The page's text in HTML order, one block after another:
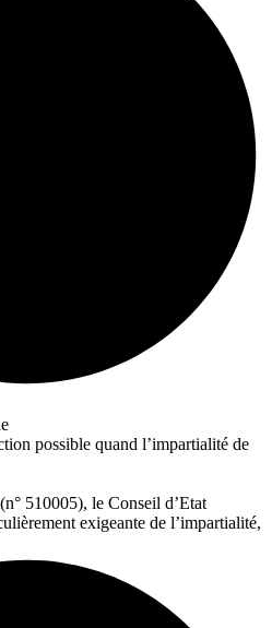
possible quand l’impartialité de
510005), le Conseil d’Etat
exigeante de l’impartialité,